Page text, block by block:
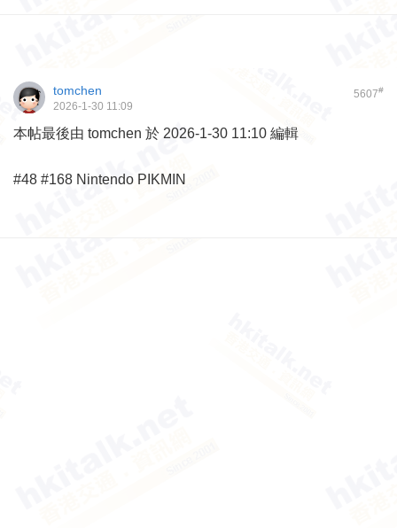
5607#
tomchen
2026-1-30 11:09
本帖最後由 tomchen 於 2026-1-30 11:10 編輯
#48 #168 Nintendo PIKMIN